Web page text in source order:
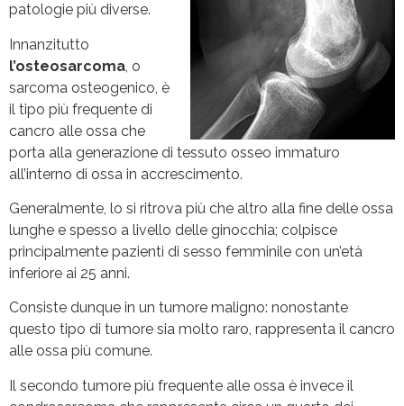
patologie più diverse.
Innanzitutto
l’osteosarcoma , o
sarcoma osteogenico, è
il tipo più frequente di
cancro alle ossa che
porta alla generazione di tessuto osseo immaturo
all’interno di ossa in accrescimento.
Generalmente, lo si ritrova più che altro alla fine delle ossa
lunghe e spesso a livello delle ginocchia; colpisce
principalmente pazienti di sesso femminile con un’età
inferiore ai 25 anni.
Consiste dunque in un tumore maligno: nonostante
questo tipo di tumore sia molto raro, rappresenta il cancro
alle ossa più comune.
Il secondo tumore più frequente alle ossa è invece il